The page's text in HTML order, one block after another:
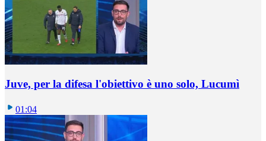
Juve, per la difesa l'obiettivo è uno solo, Lucumì
01:04